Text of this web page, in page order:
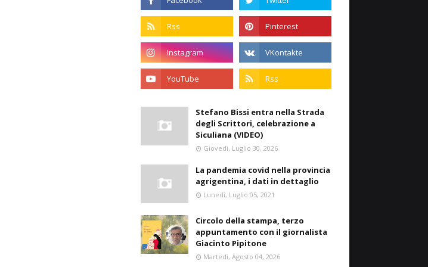
Stefano Bissi entra nella Strada
degli Scrittori, celebrazione a
Siculiana (VIDEO)
Giovedì, Luglio 30, 2026
La pandemia covid nella provincia
agrigentina, i dati in dettaglio
Lunedì, Luglio 05, 2021
Circolo della stampa, terzo
appuntamento con il giornalista
Giacinto Pipitone
Martedì, Agosto 04, 2026